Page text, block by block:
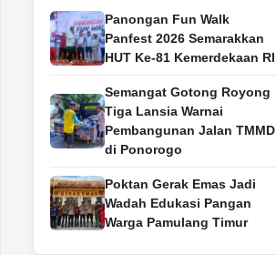
Panongan Fun Walk
Panfest 2026 Semarakkan
HUT Ke-81 Kemerdekaan RI
Semangat Gotong Royong
Tiga Lansia Warnai
Pembangunan Jalan TMMD
di Ponorogo
Poktan Gerak Emas Jadi
Wadah Edukasi Pangan
Warga Pamulang Timur